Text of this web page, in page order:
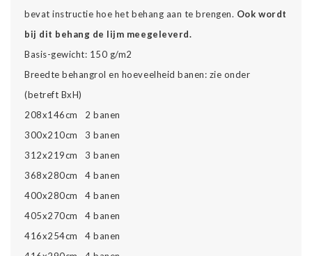
bevat instructie hoe het behang aan te brengen. Ook wordt
bij dit behang de lijm meegeleverd.
Basis-gewicht: 150 g/m2
Breedte behangrol en hoeveelheid banen: zie onder
(betreft BxH)
208x146cm 2 banen
300x210cm 3 banen
312x219cm 3 banen
368x280cm 4 banen
400x280cm 4 banen
405x270cm 4 banen
416x254cm 4 banen